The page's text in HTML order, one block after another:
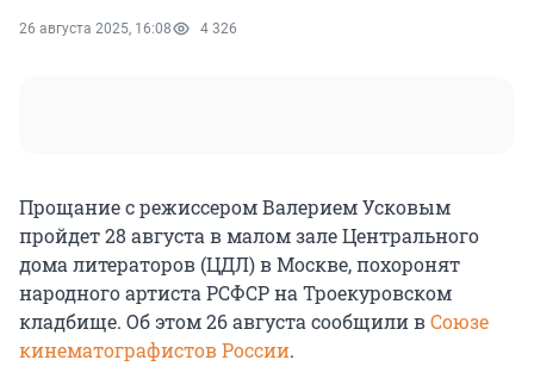
26 августа 2025, 16:08 4 326
Прощание с режиссером Валерием Усковым
пройдет 28 августа в малом зале Центрального
дома литераторов (ЦДЛ) в Москве, похоронят
народного артиста РСФСР на Троекуровском
кладбище. Об этом 26 августа сообщили вСоюзе
кинематографистов России.